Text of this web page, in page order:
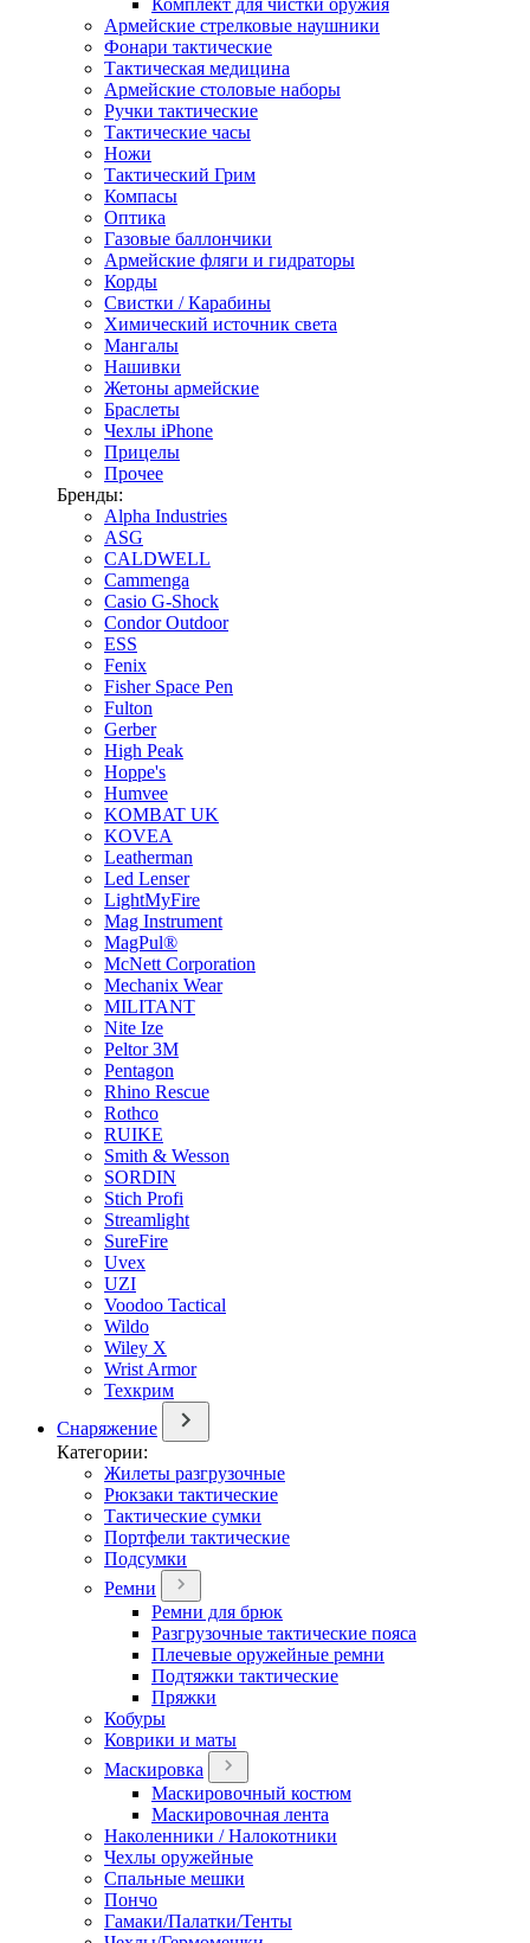
Комплект для чистки оружия
Армейские стрелковые наушники
Фонари тактические
Тактическая медицина
Армейские столовые наборы
Ручки тактические
Тактические часы
Ножи
Тактический Грим
Компасы
Оптика
Газовые баллончики
Армейские фляги и гидраторы
Корды
Свистки / Карабины
Химический источник света
Мангалы
Нашивки
Жетоны армейские
Браслеты
Чехлы iPhone
Прицелы
Прочее
Бренды:
Alpha Industries
ASG
CALDWELL
Cammenga
Casio G-Shock
Condor Outdoor
ESS
Fenix
Fisher Space Pen
Fulton
Gerber
High Peak
Hoppe's
Humvee
KOMBAT UK
KOVEA
Leatherman
Led Lenser
LightMyFire
Mag Instrument
MagPul®
McNett Corporation
Mechanix Wear
MILITANT
Nite Ize
Peltor 3M
Pentagon
Rhino Rescue
Rothco
RUIKE
Smith & Wesson
SORDIN
Stich Profi
Streamlight
SureFire
Uvex
UZI
Voodoo Tactical
Wildo
Wiley X
Wrist Armor
Техкрим
Снаряжение
Категории:
Жилеты разгрузочные
Рюкзаки тактические
Тактические сумки
Портфели тактические
Подсумки
Ремни
Ремни для брюк
Разгрузочные тактические пояса
Плечевые оружейные ремни
Подтяжки тактические
Пряжки
Кобуры
Коврики и маты
Маскировка
Маскировочный костюм
Маскировочная лента
Наколенники / Налокотники
Чехлы оружейные
Спальные мешки
Пончо
Гамаки/Палатки/Тенты